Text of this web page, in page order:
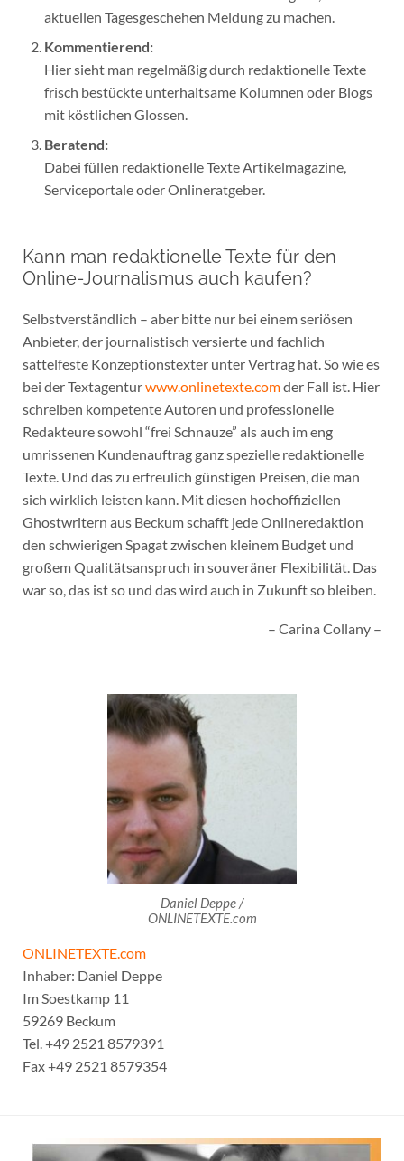
aktuellen Tagesgeschehen Meldung zu machen.
Kommentierend:
Hier sieht man regelmäßig durch redaktionelle Texte
frisch bestückte unterhaltsame Kolumnen oder Blogs
mit köstlichen Glossen.
Beratend:
Dabei füllen redaktionelle Texte Artikelmagazine,
Serviceportale oder Onlineratgeber.
Kann man redaktionelle Texte für den
Online-Journalismus auch kaufen?
Selbstverständlich – aber bitte nur bei einem seriösen
Anbieter, der journalistisch versierte und fachlich
sattelfeste Konzeptionstexter unter Vertrag hat. So wie es
bei der Textagenturwww.onlinetexte.comder Fall ist. Hier
schreiben kompetente Autoren und professionelle
Redakteure sowohl “frei Schnauze” als auch im eng
umrissenen Kundenauftrag ganz spezielle redaktionelle
Texte. Und das zu erfreulich günstigen Preisen, die man
sich wirklich leisten kann. Mit diesen hochoffiziellen
Ghostwritern aus Beckum schafft jede Onlineredaktion
den schwierigen Spagat zwischen kleinem Budget und
großem Qualitätsanspruch in souveräner Flexibilität. Das
war so, das ist so und das wird auch in Zukunft so bleiben.
– Carina Collany –
Daniel Deppe /
ONLINETEXTE.com
ONLINETEXTE.com
Inhaber: Daniel Deppe
Im Soestkamp 11
59269 Beckum
Tel. +49 2521 8579391
Fax +49 2521 8579354